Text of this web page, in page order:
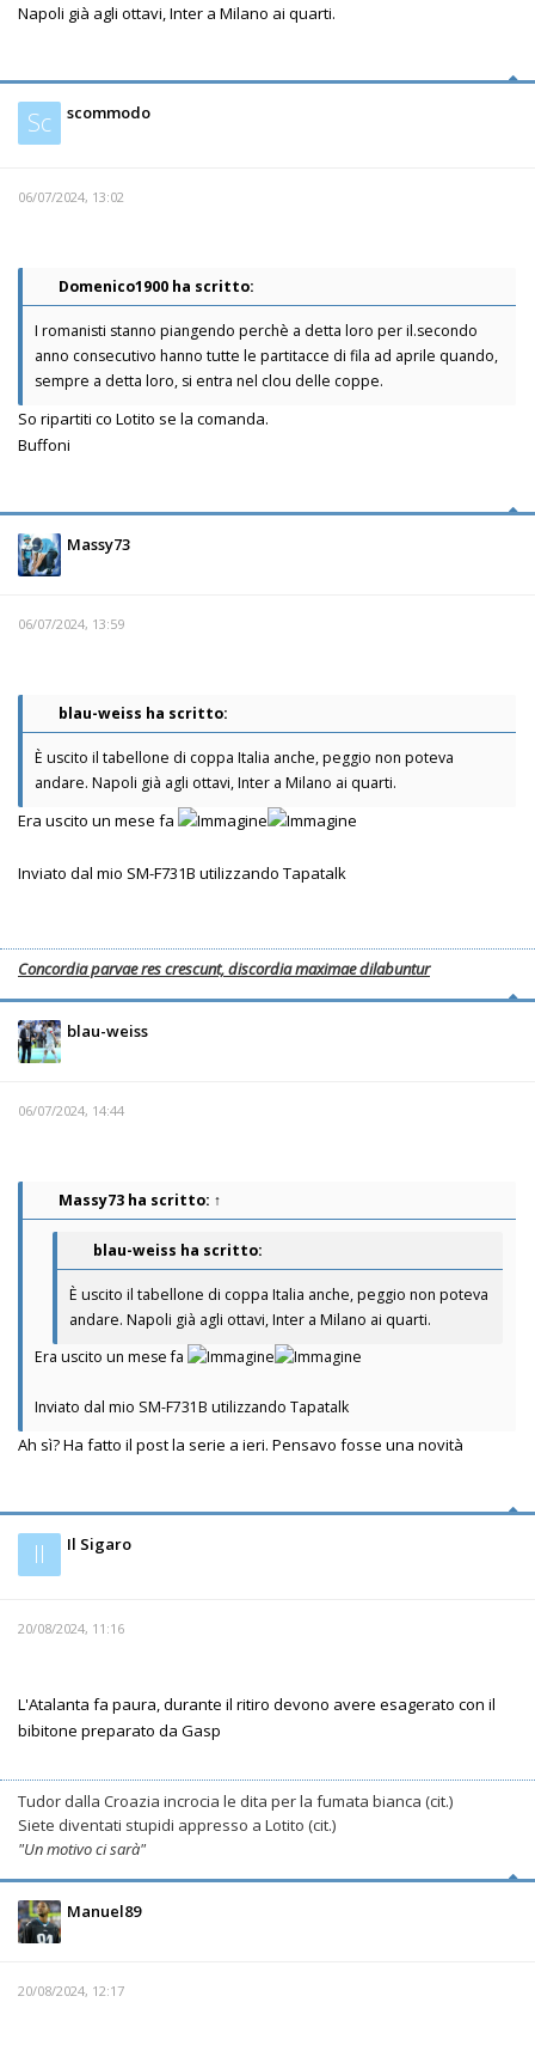
Napoli già agli ottavi, Inter a Milano ai quarti.
Sc scommodo
06/07/2024, 13:02
Domenico1900 ha scritto:
I romanisti stanno piangendo perchè a detta loro per il.secondo
anno consecutivo hanno tutte le partitacce di fila ad aprile quando,
sempre a detta loro, si entra nel clou delle coppe.
So ripartiti co Lotito se la comanda.
Buffoni
Massy73
06/07/2024, 13:59
blau-weiss ha scritto:
È uscito il tabellone di coppa Italia anche, peggio non poteva
andare. Napoli già agli ottavi, Inter a Milano ai quarti.
Era uscito un mese fa
Inviato dal mio SM-F731B utilizzando Tapatalk
Concordia parvae res crescunt, discordia maximae dilabuntur
blau-weiss
06/07/2024, 14:44
Massy73 ha scritto: ↑
blau-weiss ha scritto:
È uscito il tabellone di coppa Italia anche, peggio non poteva
andare. Napoli già agli ottavi, Inter a Milano ai quarti.
Era uscito un mese fa
Inviato dal mio SM-F731B utilizzando Tapatalk
Ah sì? Ha fatto il post la serie a ieri. Pensavo fosse una novità
Il Il Sigaro
20/08/2024, 11:16
L'Atalanta fa paura, durante il ritiro devono avere esagerato con il
bibitone preparato da Gasp
Tudor dalla Croazia incrocia le dita per la fumata bianca (cit.)
Siete diventati stupidi appresso a Lotito (cit.)
"Un motivo ci sarà"
Manuel89
20/08/2024, 12:17